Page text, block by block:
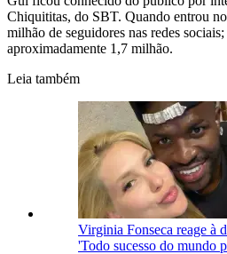
Chiquititas, do SBT. Quando entrou
milhão de seguidores nas redes
aproximadamente 1,7 milhão.
Leia também
Virginia Fonseca reage à
'Todo sucesso do mundo